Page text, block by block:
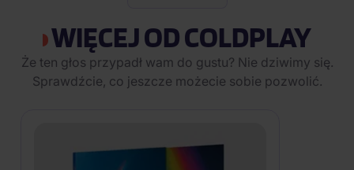
WIĘCEJ OD COLDPLAY
Że ten głos przypadł wam do gustu? Nie dziwimy się.
Sprawdźcie, co jeszcze możecie sobie pozwolić.